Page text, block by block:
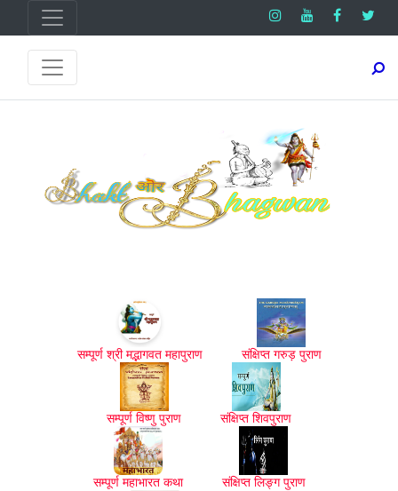
सम्पूर्ण श्री मद्भागवत महापुराण संक्षिप्त गरुड़ पुराण
सम्पूर्ण विष्णु पुराण संक्षिप्त शिवपुराण
सम्पूर्ण महाभारत कथा संक्षिप्त लिङ्ग पुराण